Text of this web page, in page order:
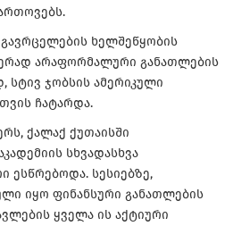
ხელშეწყობის
არაფორმალური განათლების
სტივ ჯობსის ამერიკული
ჩატარდა.
ქალაქ ქუთაისში
სხვადასხვა
ესწრებოდა. სესიებზე,
იყო ფინანსური განათლების
ყველა ის აქტიური